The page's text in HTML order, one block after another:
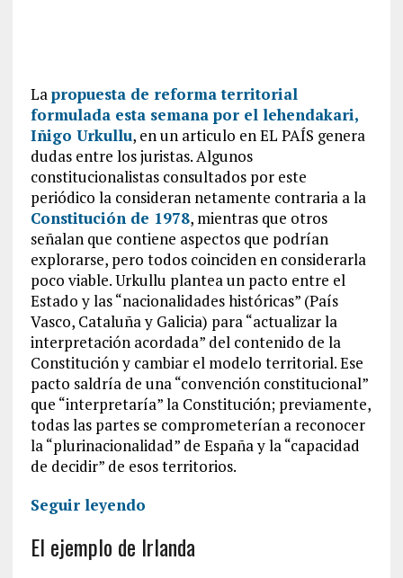
Lapropuesta de reforma territorial
formulada esta semana por el lehendakari,
Iñigo Urkullu, en un articulo en EL PAÍS genera
dudas entre los juristas. Algunos
constitucionalistas consultados por este
periódico la consideran netamente contraria a la
Constitución de 1978, mientras que otros
señalan que contiene aspectos que podrían
explorarse, pero todos coinciden en considerarla
poco viable. Urkullu plantea un pacto entre el
Estado y las “nacionalidades históricas” (País
Vasco, Cataluña y Galicia) para “actualizar la
interpretación acordada” del contenido de la
Constitución y cambiar el modelo territorial. Ese
pacto saldría de una “convención constitucional”
que “interpretaría” la Constitución; previamente,
todas las partes se comprometerían a reconocer
la “plurinacionalidad” de España y la “capacidad
de decidir” de esos territorios.
Seguir leyendo
El ejemplo de Irlanda